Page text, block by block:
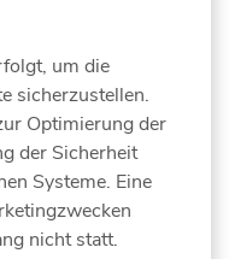
um die
sicherzustellen.
Optimierung der
der Sicherheit
Systeme. Eine
nicht statt.